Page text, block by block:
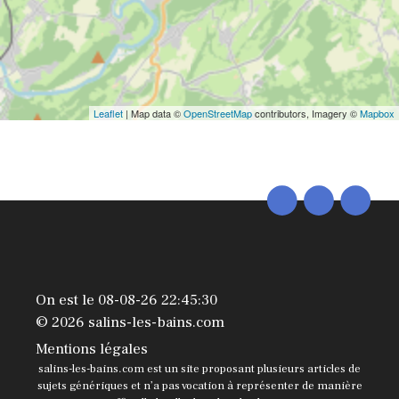
Leaflet | Map data ©OpenStreetMapcontributors, Imagery ©Mapbox
On est le 08-08-26 22:45:30
© 2026 salins-les-bains.com
Mentions légales
salins-les-bains.com est un site proposant plusieurs articles de
sujets génériques et n’a pas vocation à représenter de manière